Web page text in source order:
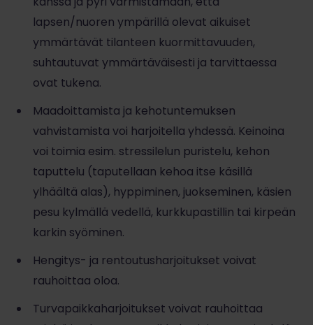
lapsen/nuoren ympärillä olevat aikuiset
ymmärtävät tilanteen kuormittavuuden,
suhtautuvat ymmärtäväisesti ja tarvittaessa
ovat tukena.
Maadoittamista ja kehotuntemuksen
vahvistamista voi harjoitella yhdessä. Keinoina
voi toimia esim. stressilelun puristelu, kehon
taputtelu (taputellaan kehoa itse käsillä
ylhäältä alas), hyppiminen, juokseminen, käsien
pesu kylmällä vedellä, kurkkupastillin tai kirpeän
karkin syöminen.
Hengitys- ja rentoutusharjoitukset voivat
rauhoittaa oloa.
Turvapaikkaharjoitukset voivat rauhoittaa